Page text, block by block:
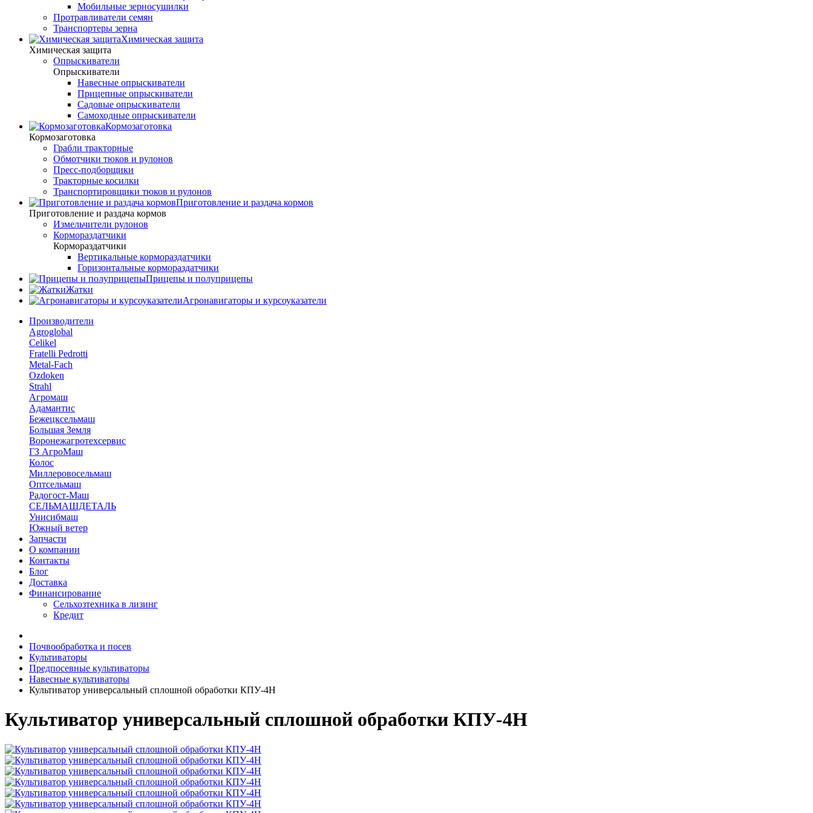
Мобильные зерносушилки
Протравливатели семян
Транспортеры зерна
Химическая защита
Химическая защита
Опрыскиватели
Опрыскиватели
Навесные опрыскиватели
Прицепные опрыскиватели
Садовые опрыскиватели
Самоходные опрыскиватели
Кормозаготовка
Кормозаготовка
Грабли тракторные
Обмотчики тюков и рулонов
Пресс-подборщики
Тракторные косилки
Транспортировщики тюков и рулонов
Приготовление и раздача кормов
Приготовление и раздача кормов
Измельчители рулонов
Кормораздатчики
Кормораздатчики
Вертикальные кормораздатчики
Горизонтальные кормораздатчики
Прицепы и полуприцепы
Жатки
Агронавигаторы и курсоуказатели
Производители
Agroglobal
Celikel
Fratelli Pedrotti
Metal-Fach
Ozdoken
Strahl
Агромаш
Адамантис
Бежецксельмаш
Большая Земля
Воронежагротехсервис
ГЗ АгроМаш
Колос
Миллеровосельмаш
Оптсельмаш
Радогост-Маш
СЕЛЬМАШДЕТАЛЬ
Унисибмаш
Южный ветер
Запчасти
О компании
Контакты
Блог
Доставка
Финансирование
Сельхозтехника в лизинг
Кредит
Почвообработка и посев
Культиваторы
Предпосевные культиваторы
Навесные культиваторы
Культиватор универсальный сплошной обработки КПУ-4Н
Культиватор универсальный сплошной обработки КПУ-4Н